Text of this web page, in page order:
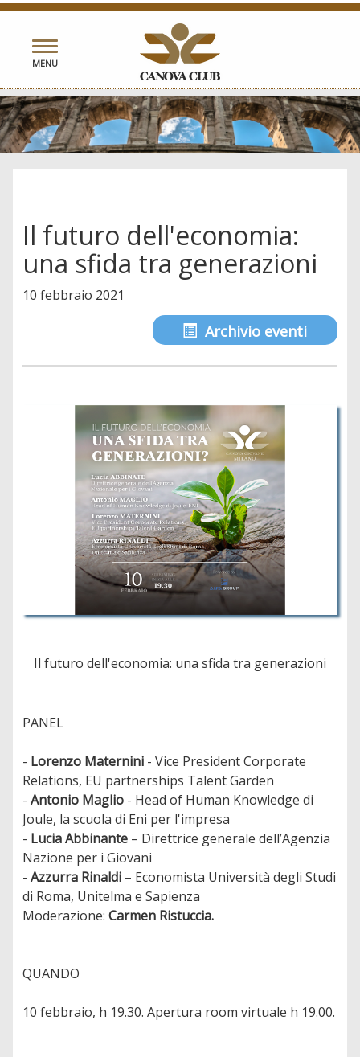
Toggle
navigation
MENU
Il futuro dell'economia:
una sfida tra generazioni
10 febbraio 2021
Archivio eventi
Il futuro dell'economia: una sfida tra generazioni
PANEL
- Lorenzo Maternini - Vice President Corporate
Relations, EU partnerships Talent Garden
-Antonio Maglio - Head of Human Knowledge di
Joule, la scuola di Eni per l'impresa
- Lucia Abbinante – Direttrice generale dell’Agenzia
Nazione per i Giovani
-Azzurra Rinaldi – Economista Università degli Studi
di Roma, Unitelma e Sapienza
Moderazione:Carmen Ristuccia.
QUANDO
10 febbraio, h 19.30. Apertura room virtuale h 19.00.